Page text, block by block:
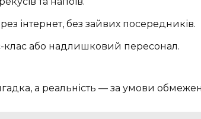
інтернет, без зайвих посередників.
клас або надлишковий пересонал.
а реальність — за умови